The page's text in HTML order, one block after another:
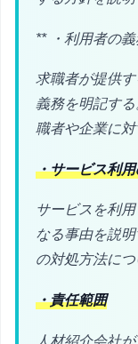
** ・利用者の
求職者が提供
義務を明記す
職者や企業に対
・サービス利
サービスを利
なる事由を説
の対処方法につ
・責任範囲
人材紹介会社